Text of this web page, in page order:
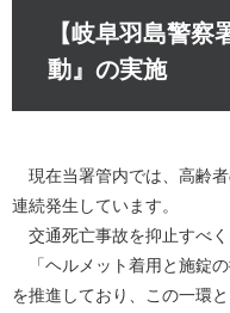
【岐阜羽島警
動』の実施
現在当署管内では、高齢
連続発生しています。
交通死亡事故を抑止すべ
「ヘルメット着用と施錠の
を推進しており、この一環